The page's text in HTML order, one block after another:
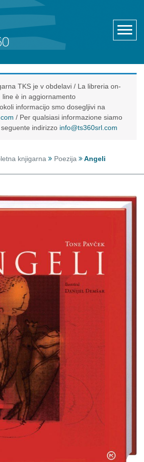
TKS je v obdelavi / La libreria on-
line è in aggiornamento
informacijo smo dosegljivi na
/ Per qualsiasi informazione siamo
indirizzo info@ts360srl.com
knjigarna Poezija Angeli